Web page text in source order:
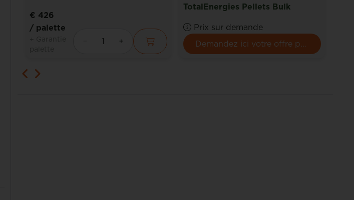
€ 426
/ palette
TotalEnergies Pellets Bulk
Prix sur demande
Demandez ici votre offre personnalisée.